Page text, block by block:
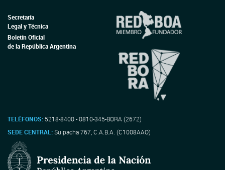
Secretaría
Legal y Técnica
Boletín Oficial
de la República Argentina
TELÉFONOS: 5218-8400 - 0810-345-BORA (2672)
SEDE CENTRAL:Suipacha 767, C.A.B.A. (C1008AAO)